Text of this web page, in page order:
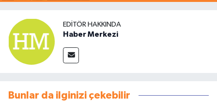
EDITÖR HAKKINDA
Haber Merkezi
Bunlar da ilginizi çekebilir